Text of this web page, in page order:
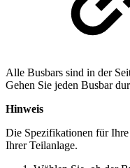
Alle Busbars sind in der
Gehen Sie jeden Busbar
Hinweis
Die Spezifikationen für
Ihrer Teilanlage.